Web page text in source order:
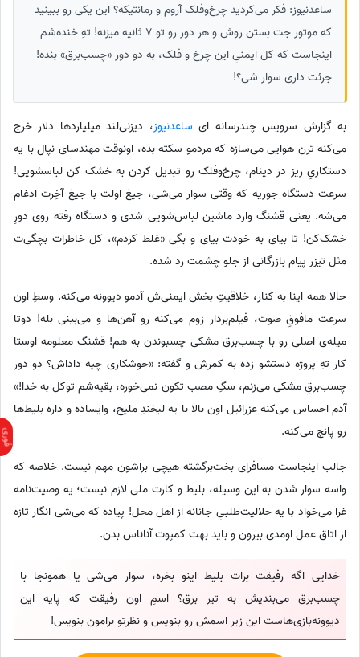
ساعدنیوز: فکر می‌کردید چرخ‌وفلک آروم و رمانتیکه؟ این یکی رو ببینید
که موتور جت بستن روش و هر دور رو تو 7 ثانیه میزنه! تهِ خنده‌شم
اینجاست که کل ایمنیِ این چرخ و فلک، به دو دور «چسب‌برق» بنده!
جرئت داری سوار شی؟!
به گزارش سرویس چندرسانه ای ساعدنیوز، دیزنی‌لند میلیاردها دلار خرج
می‌کنه ترن هوایی می‌سازه که مردمو سکته بده، اونوقت مهندسای نپال با یه
دستکاریِ ریز در دینام، چرخ‌وفلک رو تبدیل کردن به خشک کن لباسشویی!
سرعت دستگاه جوریه که وقتی سوار می‌شی، جیغ اولت با جیغ آخِرت ادغام
می‌شه. یعنی قشنگ وارد ماشین لباس‌شویی شدی و دستگاه رفته روی دورِ
خشک‌کن! تا بیای به خودت بیای و بگی «غلط کردم»، کل خاطرات بچگی‌ت
مثل تیزر پیام بازرگانی از جلو چشمت رد شده.
حالا همه‌ اینا به کنار، خلاقیتِ بخش ایمنی‌ش آدمو دیوونه می‌کنه. وسطِ اون
سرعت مافوقِ صوت، فیلم‌بردار زوم می‌کنه رو آهن‌ها و می‌بینی بله! دوتا
میله‌ی اصلی رو با چسب‌برق مشکی چسبوندن به هم! قشنگ معلومه اوستا
کار تهِ پروژه دستشو زده به کمرش و گفته: «جوشکاری چیه داداش؟ دو دور
چسب‌برقِ مشکی می‌زنم، سگِ مصب تکون نمی‌خوره، بقیه‌شم توکل به خدا!»
آدم احساس می‌کنه عزرائیل اون بالا با یه لبخندِ ملیح، وایساده و داره بلیط‌ها
رو پانچ می‌کنه.
جالب اینجاست مسافرای بخت‌برگشته هیچی براشون مهم نیست. خلاصه که
واسه سوار شدن به این وسیله، بلیط و کارت ملی لازم نیست؛ یه وصیت‌نامه
غرا می‌خواد با یه حلالیت‌طلبیِ جانانه از اهل محل! پیاده که می‌شی انگار تازه
از اتاق عمل اومدی بیرون و باید بهت کمپوت آناناس بدن.
خدایی اگه رفیقت برات بلیط اینو بخره، سوار می‌شی یا همونجا با
چسب‌برق می‌بندیش به تیر برق؟ اسمِ اون رفیقت که پایه‌ این
دیوونه‌بازی‌هاست این زیر اسمش رو بنویس و نظرتو برامون بنویس!